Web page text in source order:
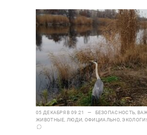
05 ДЕКАБРЯ В 09:21 — БЕЗОПАСНОСТЬ
ЖИВОТНЫЕ ЛЮДИ ОФИЦИАЛЬНО,